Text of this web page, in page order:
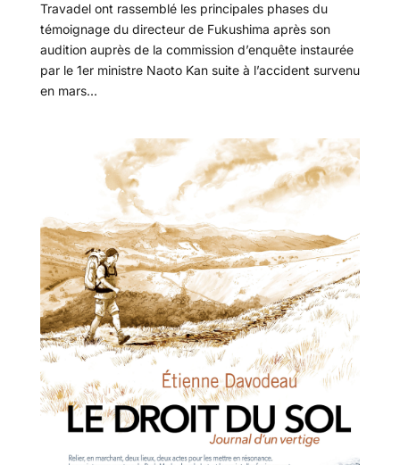
Travadel ont rassemblé les principales phases du
témoignage du directeur de Fukushima après son
audition auprès de la commission d’enquête instaurée
par le 1er ministre Naoto Kan suite à l’accident survenu
en mars...